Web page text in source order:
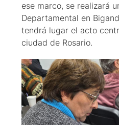
ese marco, se realizará
Departamental en
tendrá lugar el acto
ciudad de Rosario.